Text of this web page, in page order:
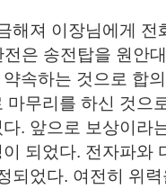
져 이장님에게 전
은 송전탑을 원안
속하는 것으로 합
무리를 하신 것으
. 앞으로 보상이라
되었다. 전자파와
되었다. 여전히 위